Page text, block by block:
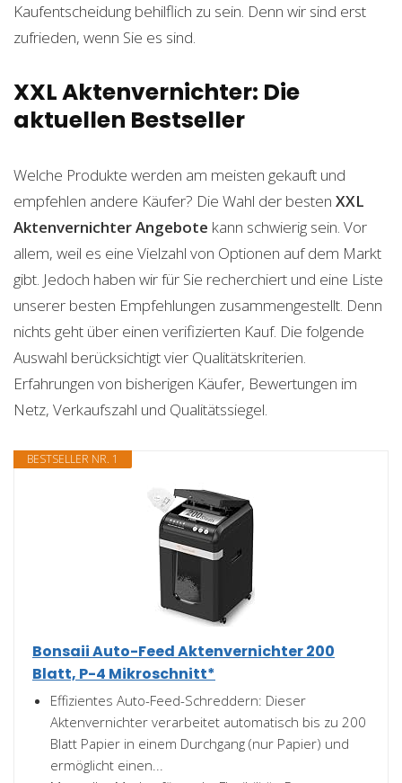
Kaufentscheidung behilflich zu sein. Denn wir sind erst
zufrieden, wenn Sie es sind.
XXL Aktenvernichter: Die
aktuellen Bestseller
Welche Produkte werden am meisten gekauft und
empfehlen andere Käufer? Die Wahl der besten XXL
AktenvernichterAngebote kann schwierig sein. Vor
allem, weil es eine Vielzahl von Optionen auf dem Markt
gibt. Jedoch haben wir für Sie recherchiert und eine Liste
unserer besten Empfehlungen zusammengestellt. Denn
nichts geht über einen verifizierten Kauf. Die folgende
Auswahl berücksichtigt vier Qualitätskriterien.
Erfahrungen von bisherigen Käufer, Bewertungen im
Netz, Verkaufszahl und Qualitätssiegel.
BESTSELLER NR. 1
Bonsaii Auto-Feed Aktenvernichter 200
Blatt, P-4 Mikroschnitt*
Effizientes Auto-Feed-Schreddern: Dieser
Aktenvernichter verarbeitet automatisch bis zu 200
Blatt Papier in einem Durchgang (nur Papier) und
ermöglicht einen...